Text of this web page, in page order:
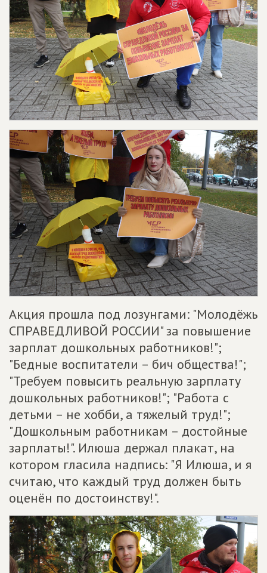
Акция прошла под лозунгами: "Молодёжь
СПРАВЕДЛИВОЙ РОССИИ" за повышение
зарплат дошкольных работников!";
"Бедные воспитатели – бич общества!";
"Требуем повысить реальную зарплату
дошкольных работников!"; "Работа с
детьми – не хобби, а тяжелый труд!";
"Дошкольным работникам – достойные
зарплаты!". Илюша держал плакат, на
котором гласила надпись: "Я Илюша, и я
считаю, что каждый труд должен быть
оценён по достоинству!".